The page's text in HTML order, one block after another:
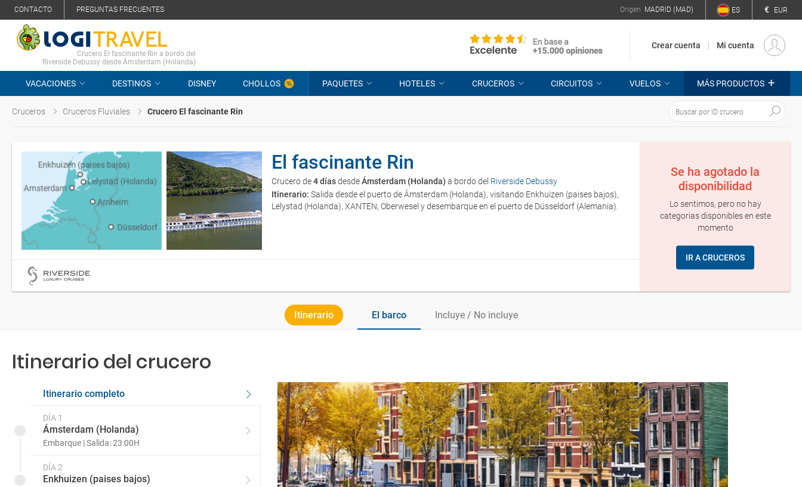
CONTACTO PREGUNTAS FRECUENTES Origen MADRID (MAD) ES € EUR
Crucero El fascinante Rin a bordo del
Riverside Debussy desde Ámsterdam (Holanda)
Crear cuenta Mi cuenta
VACACIONES DESTINOS DISNEY CHOLLOS PAQUETES HOTELES CRUCEROS CIRCUITOS VUELOS MÁS PRODUCTOS +
Cruceros Cruceros Fluviales Crucero El fascinante Rin
El fascinante Rin
Crucero de4 díasdesdeÁmsterdam (Holanda) a bordo del Riverside Debussy
Itinerario: Salida desde el puerto de Ámsterdam (Holanda), visitando Enkhuizen (paises bajos),
Lelystad (Holanda), XANTEN, Oberwesel y desembarque en el puerto de Düsseldorf (Alemania).
Se ha agotado la
disponibilidad
Lo sentimos, pero no hay
categorias disponibles en este
momento
IR A CRUCEROS
Itinerario El barco Incluye / No incluye
Itinerario del crucero
Itinerario completo
DÍA 1
Ámsterdam (Holanda)
Embarque | Salida: 23:00H
DÍA 2
Enkhuizen (paises bajos)